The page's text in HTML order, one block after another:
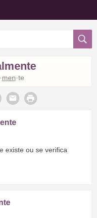
men·te
existe ou se verifica